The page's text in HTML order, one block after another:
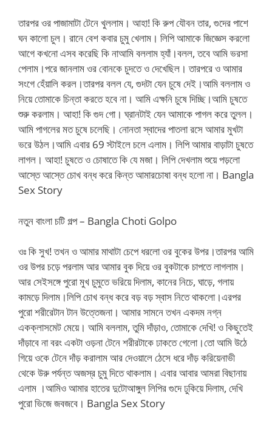
তারপর ওর পাজামাটা টেনে খুললাম। আহা! কি রুপ যৌবন তার, গুদের পাশে
ঘন কালো চুল। রানে বেশ কবার চুমু খেলাম। লিপি আমাকে জিজ্ঞেস করলো
আগে কখনো এসব করেছি কি নাআমি বললাম হ্যাঁ।বলল, তবে আমি ভরসা
পেলাম।পরে জানলাম ওর বোনকে চুদতে ও দেখেছিল। তারপরে ও আমার
সংগে হেঁয়ালি করল।তারপর বলল যে, গুদটা যেন চুষে দেই।আমি বললাম ও
নিয়ে তোমাকে চিন্তা করতে হবে না। আমি এক্ষনি চুষে দিচ্ছি।আমি চুষতে
শুরু করলাম। আহা! কি গুদ গো। ঘ্রানটাই যেন আমাকে পাগল করে তুলল।
আমি পাগলের মত চুষে চলেছি। নোনতা স্বাদের পাতলা রসে আমার মুখটা
ভরে উঠল।আমি এবার 69 স্টাইলে চলে এলাম। লিপি আমার বাড়াটা চুষতে
লাগল। আহা! চুষতে ও চোষাতে কি যে মজা। লিপি দেখলাম শুয়ে পড়লো
আস্তে আস্তে চোখ বন্ধ করে কিন্ত আমারচোষা বন্ধ হলো না। Bangla
Sex Story
নতুন বাংলা চটি গল্প – Bangla Choti Golpo
ওঃ কি সুখ! তখন ও আমার মাথাটা চেপে ধরলো ওর বুকের উপর।তারপর আমি
ওর উপর চড়ে পরলাম আর আমার বুক দিয়ে ওর বুকটাকে চাপতে লাগলাম।
আর সেইসঙ্গে পুরো মুখ চুমুতে ভরিয়ে দিলাম, কানের নিচে, ঘাড়ে, গলায়
কামড়ে দিলাম।লিপি চোখ বন্ধ করে বড় বড় স্বাস নিতে থাকলো।এরপর
পুরো শরীরেটান টান উত্তেজনা। আমার সামনে তখন একদম নগ্ন
একক্লাসমেট মেয়ে। আমি বললাম, তুমি দাঁড়াও, তোমাকে দেখি! ও কিছুতেই
দাঁড়াবে না বরং একটা ওড়না টেনে শরীরটাকে ঢাকতে গেলো।তো আমি উঠে
গিয়ে ওকে টেনে দাঁড় করালাম আর দেওয়ালে ঠেসে ধরে দাঁড় করিয়েনাভী
থেকে উরু পর্যন্ত অজস্র চুমু দিতে থাকলাম। এবার আবার আমরা বিছানায়
এলাম ।আমিও আমার হাতের দুটোআঙ্গুল লিপির গুদে ঢুকিয়ে দিলাম, দেখি
পুরো ভিজে জবজবে। Bangla Sex Story